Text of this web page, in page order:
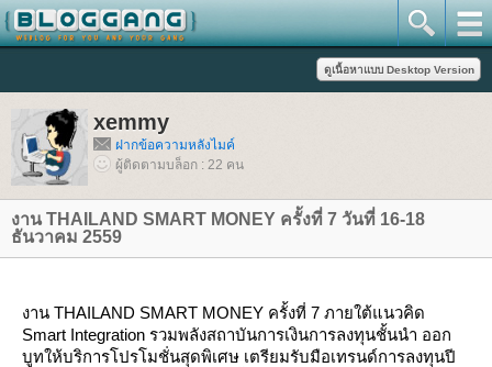
xemmy
ฝากข้อความหลังไมค์
ผู้ติดตามบล็อก : 22 คน
งาน THAILAND SMART MONEY ครั้งที่ 7 วันที่ 16-18
ธันวาคม 2559
งาน THAILAND SMART MONEY ครั้งที่ 7 ภายใต้แนวคิด
Smart Integration รวมพลังสถาบันการเงินการลงทุนชั้นนำ ออก
บูทให้บริการโปรโมชั่นสุดพิเศษ เตรียมรับมือเทรนด์การลงทุนปี